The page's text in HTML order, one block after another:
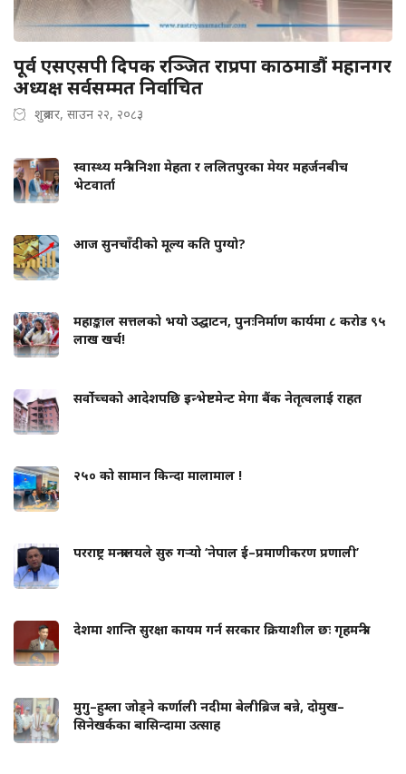
पूर्व एसएसपी दिपक रञ्जित राप्रपा काठमाडौं महानगर
अध्यक्ष सर्वसम्मत निर्वाचित
शुक्रबार, साउन २२, २०८३
स्वास्थ्य मन्त्री निशा मेहता र ललितपुरका मेयर महर्जनबीच
भेटवार्ता
आज सुनचाँदीको मूल्य कति पुग्यो?
महाङ्काल सत्तलको भयो उद्घाटन, पुनःनिर्माण कार्यमा ८ करोड ९५
लाख खर्च!
सर्वोच्चको आदेशपछि इन्भेष्टमेन्ट मेगा बैंक नेतृत्वलाई राहत
२५० को सामान किन्दा मालामाल !
परराष्ट्र मन्त्रालयले सुरु गर्‍यो ‘नेपाल ई–प्रमाणीकरण प्रणाली’
देशमा शान्ति सुरक्षा कायम गर्न सरकार क्रियाशील छः गृहमन्त्री
मुगु–हुम्ला जोड्ने कर्णाली नदीमा बेलीब्रिज बन्ने, दोमुख–
सिनेखर्कका बासिन्दामा उत्साह